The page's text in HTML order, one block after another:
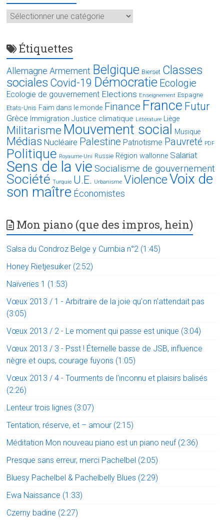
Catégories
Étiquettes
Allemagne Armement Belgique Bierset Classes
sociales Covid-19 Démocratie Ecologie
Ecologie de gouvernement Elections Enseignement Espagne
Etats-Unis Faim dans le monde Finance France Futur
Grèce Immigration Justice climatique Littérature Liège
Militarisme Mouvement social Musique
Médias Nucléaire Palestine Patriotisme Pauvreté PDF
Politique Royaume-Uni Russie Région wallonne Salariat
Sens de la vie Socialisme de gouvernement
Société Turquie U.E. Urbanisme ViolenceVoix de
son maître Économistes
Mon piano (que des impros, hein)
Salsa du Condroz Belge y Cumbia n°2 (1:45)
Honey Rietjesuiker (2:52)
Naïveries 1 (1:53)
Vœux 2013 / 1 - Arbitraire de la joie qu'on n'attendait pas
(3:05)
Vœux 2013 / 2 - Le moment qui passe est unique (3:04)
Vœux 2013 / 3 - Psst ! Éternelle basse de JSB, influence
nègre et oups, courage fuyons (1:05)
Vœux 2013 / 4 - Tourments de l'inconnu et plaisirs balisés
(2:26)
Lenteur trois lignes (3:07)
Tentation, réserve, et – amour (2:15)
Méditation Mon nouveau piano est un piano neuf (2:36)
Presque sans erreur, merci Pachelbel (2:05)
Bluesy Pachelbel & Pachelbelly Blues (2:29)
Ewa Naissance (1:33)
Czerny badine (2:27)